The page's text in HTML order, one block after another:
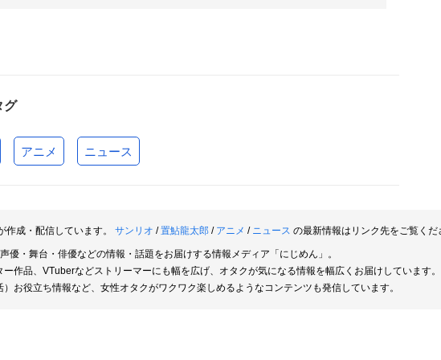
グ
アニメ ニュース
作成・配信しています。 サンリオ /置鮎龍太郎 / アニメ / ニュース の最新情報はリンク先をご覧くだ
優・舞台・俳優などの情報・話題をお届けする情報メディア「にじめん」。
作品、VTuberなどストリーマーにも幅を広げ、オタクが気になる情報を幅広くお届けしています。
お役立ち情報など、女性オタクがワクワク楽しめるようなコンテンツも発信しています。